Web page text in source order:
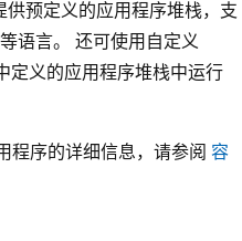
供预定义的应用程序堆栈，支
语言。 还可使用自定义
义的应用程序堆栈中运行
程序的详细信息，请参阅 容